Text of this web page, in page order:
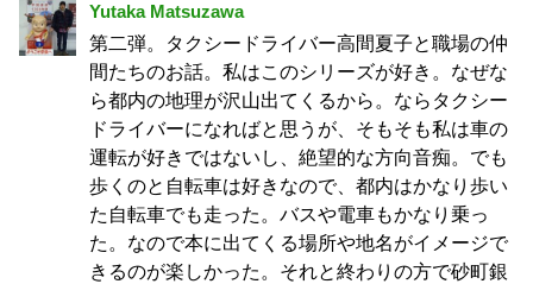
Yutaka Matsuzawa
第二弾。タクシードライバー高間夏子と職場の仲
間たちのお話。私はこのシリーズが好き。なぜな
ら都内の地理が沢山出てくるから。ならタクシー
ドライバーになればと思うが、そもそも私は車の
運転が好きではないし、絶望的な方向音痴。でも
歩くのと自転車は好きなので、都内はかなり歩い
た自転車でも走った。バスや電車もかなり乗っ
た。なので本に出てくる場所や地名がイメージで
きるのが楽しかった。それと終わりの方で砂町銀